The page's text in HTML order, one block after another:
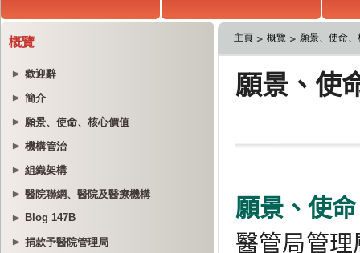
概覽
歡迎辭
簡介
願景、使命、核心價值
機構管治
組織架構
醫院聯網、醫院及醫療機構
Blog 147B
捐款予醫院管理局
主頁 概覽 願景、使命、